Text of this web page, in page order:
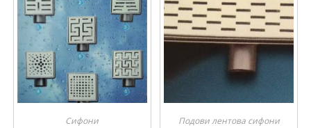
Сифони Подови лентова сифони